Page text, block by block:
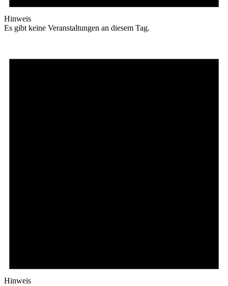
Hinweis
Es gibt keine Veranstaltungen an diesem Tag.
Hinweis